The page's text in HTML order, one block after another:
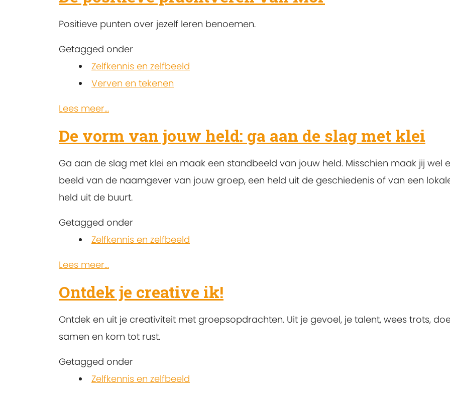
Positieve punten over jezelf leren benoemen.
Getagged onder
Zelfkennis en zelfbeeld
Verven en tekenen
Lees meer...
De vorm van jouw held: ga aan de slag met klei
Ga aan de slag met klei en maak een standbeeld van jouw held. Misschien maak jij wel
beeld van de naamgever van jouw groep, een held uit de geschiedenis of van een
held uit de buurt.
Getagged onder
Zelfkennis en zelfbeeld
Lees meer...
Ontdek je creative ik!
Ontdek en uit je creativiteit met groepsopdrachten. Uit je gevoel, je talent, wees trots,
samen en kom tot rust.
Getagged onder
Zelfkennis en zelfbeeld